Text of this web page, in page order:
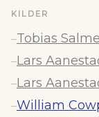
KILDER
–Tobias
–Lars
–Lars
–William